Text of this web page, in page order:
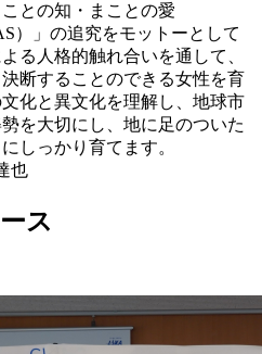
との知・まことの愛
）」の追究をモットーとして
る人格的触れ合いを通して、
断することのできる女性を育
化と異文化を理解し、地球市
を大切にし、地に足のついた
しっかり育てます。
也
ス